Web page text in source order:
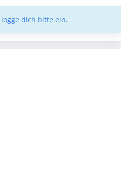
logge dich bitte ein.